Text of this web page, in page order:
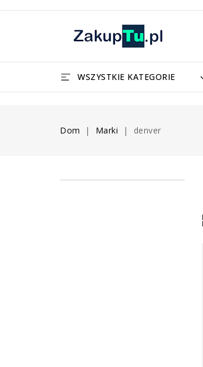
WSZYSTKIE KATEGORIE
Dom Marki denver